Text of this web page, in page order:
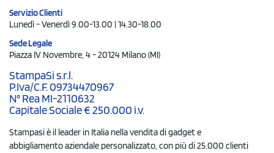
Servizio Clienti
Lunedì - Venerdì 9.00-13.00 | 14.30-18.00
Sede Legale
Piazza IV Novembre, 4 - 20124 Milano (MI)
StampaSi s.r.l.
P.Iva/C.F. 09734470967
N° Rea MI-2110632
Capitale Sociale € 250.000 i.v.
Stampasi è il leader in Italia nella vendita di gadget e
abbigliamento aziendale personalizzato, con più di 25.000 clienti